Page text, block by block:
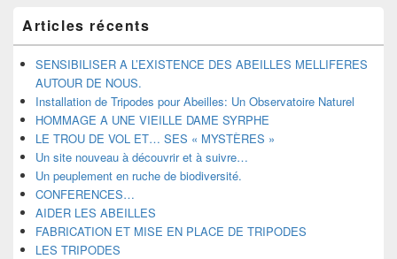
principale
de
widget
barre
latérale
Articles récents
SENSIBILISER A L’EXISTENCE DES ABEILLES MELLIFERES
AUTOUR DE NOUS.
Installation de Tripodes pour Abeilles: Un Observatoire Naturel
HOMMAGE A UNE VIEILLE DAME SYRPHE
LE TROU DE VOL ET… SES « MYSTÈRES »
Un site nouveau à découvrir et à suivre…
Un peuplement en ruche de biodiversité.
CONFERENCES…
AIDER LES ABEILLES
FABRICATION ET MISE EN PLACE DE TRIPODES
LES TRIPODES